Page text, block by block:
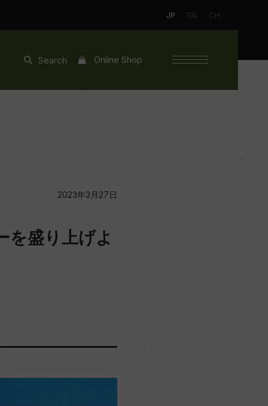
JP EN CH
Search Online Shop
2023年3月27日
を盛り上げよ